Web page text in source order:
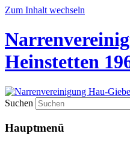
Zum Inhalt wechseln
Heinstetten
Suchen
Hauptmenü